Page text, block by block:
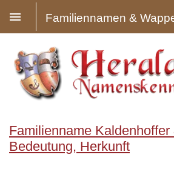
Familienname Kaldenhoffer
Bedeutung, Herkunft